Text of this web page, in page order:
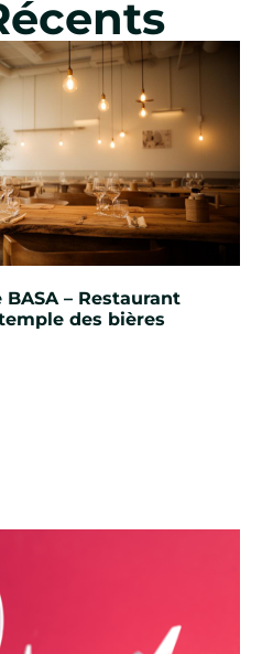
– Restaurant
des bières